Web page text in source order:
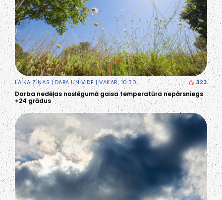
LAIKA ZIŅAS |DABA UN VIDE| VAKAR, 10:30 323
Darba nedēļas noslēgumā gaisa temperatūra nepārsniegs
+24 grādus